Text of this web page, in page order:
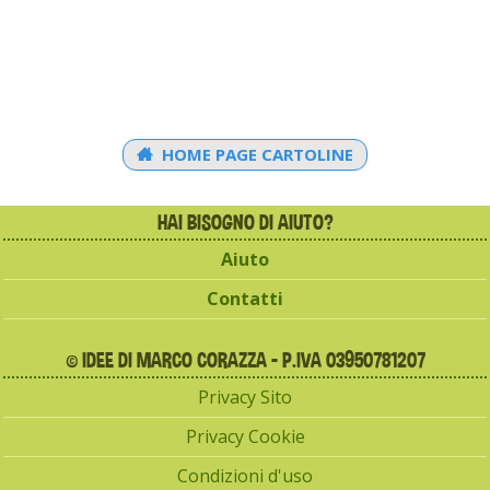
HOME PAGE CARTOLINE
HAI BISOGNO DI AIUTO?
Aiuto
Contatti
© IDEE DI MARCO CORAZZA - P.IVA 03950781207
Privacy Sito
Privacy Cookie
Condizioni d'uso